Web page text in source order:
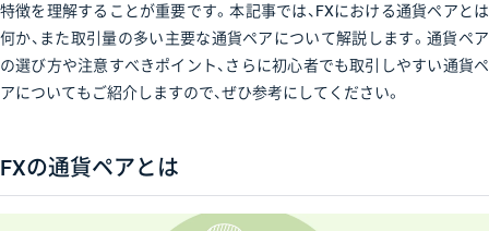
特徴を理解することが重要です。本記事では、FXにおける通貨ペアとは
何か、また取引量の多い主要な通貨ペアについて解説します。通貨ペア
の選び方や注意すべきポイント、さらに初心者でも取引しやすい通貨ペ
アについてもご紹介しますので、ぜひ参考にしてください。
FXの通貨ペアとは